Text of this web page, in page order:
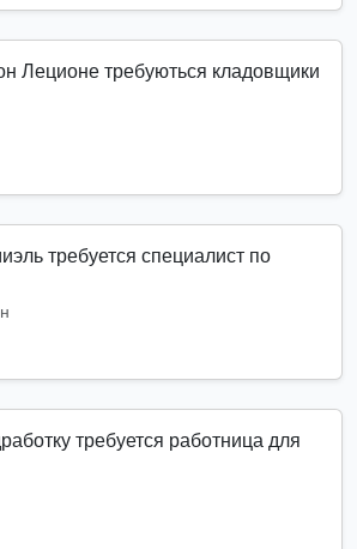
Леционе требуються кладовщики
требуется специалист по
требуется работница для